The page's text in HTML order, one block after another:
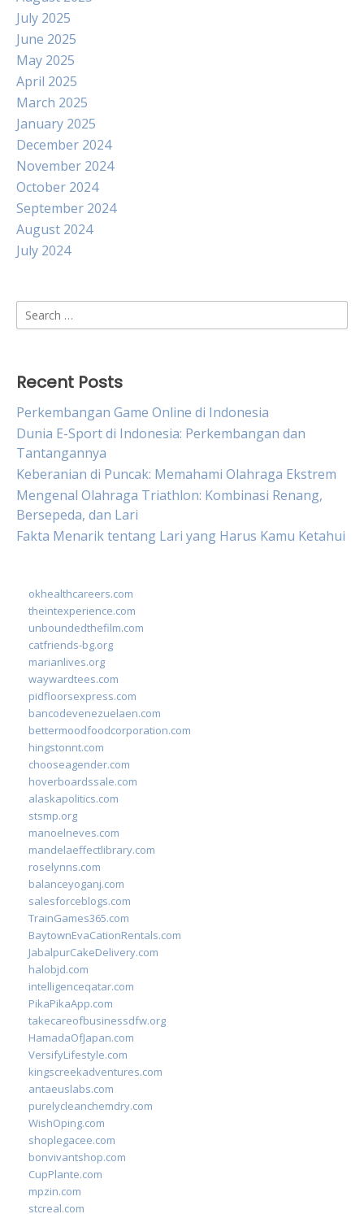
July 2025
June 2025
May 2025
April 2025
March 2025
January 2025
December 2024
November 2024
October 2024
September 2024
August 2024
July 2024
Search
for:
Recent Posts
Perkembangan Game Online di Indonesia
Dunia E-Sport di Indonesia: Perkembangan dan
Tantangannya
Keberanian di Puncak: Memahami Olahraga Ekstrem
Mengenal Olahraga Triathlon: Kombinasi Renang,
Bersepeda, dan Lari
Fakta Menarik tentang Lari yang Harus Kamu Ketahui
okhealthcareers.com
theintexperience.com
unboundedthefilm.com
catfriends-bg.org
marianlives.org
waywardtees.com
pidfloorsexpress.com
bancodevenezuelaen.com
bettermoodfoodcorporation.com
hingstonnt.com
chooseagender.com
hoverboardssale.com
alaskapolitics.com
stsmp.org
manoelneves.com
mandelaeffectlibrary.com
roselynns.com
balanceyoganj.com
salesforceblogs.com
TrainGames365.com
BaytownEvaCationRentals.com
JabalpurCakeDelivery.com
halobjd.com
intelligenceqatar.com
PikaPikaApp.com
takecareofbusinessdfw.org
HamadaOfJapan.com
VersifyLifestyle.com
kingscreekadventures.com
antaeuslabs.com
purelycleanchemdry.com
WishOping.com
shoplegacee.com
bonvivantshop.com
CupPlante.com
mpzin.com
stcreal.com